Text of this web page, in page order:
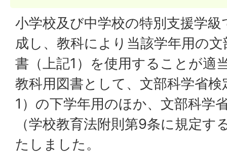
小学校及び中学校の特別支援学
成し、教科により当該学年用の
書（上記1）を使用することが適
教科用図書として、文部科学省
1）の下学年用のほか、文部科学
（学校教育法附則第9条に規定す
たしました。